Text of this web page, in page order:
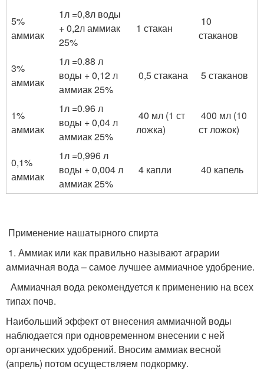
5%
аммиак
1л =0,8л воды
+ 0,2л аммиак
25%
1 стакан
10
стаканов
3%
аммиак
1л =0.88 л
воды + 0,12 л
аммиак 25%
0,5 стакана 5 стаканов
1%
аммиак
1л =0.96 л
воды + 0,04 л
аммиак 25%
40 мл (1 ст
ложка)
400 мл (10
ст ложок)
0,1%
аммиак
1л =0,996 л
воды + 0,004 л
аммиак 25%
4 капли 40 капель
Применение нашатырного спирта
1. Аммиак или как правильно называют аграрии
аммиачная вода – самое лучшее аммиачное удобрение.
Аммиачная вода рекомендуется к применению на всех
типах почв.
Наибольший эффект от внесения аммиачной воды
наблюдается при одновременном внесении с ней
органических удобрений. Вносим аммиак весной
(апрель) потом осуществляем подкормку.